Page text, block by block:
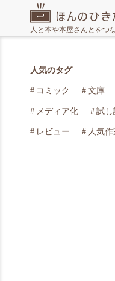
人と本や本屋さんとをつ
人気のタグ
コミック 文庫
メディア化 試し
レビュー 人気